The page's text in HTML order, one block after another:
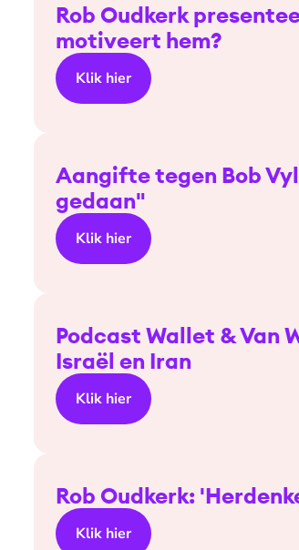
Rob Oudkerk
motiveert hem?
Klik hier
Aangifte tegen Bob
gedaan"
Klik hier
Podcast Wallet & Van
Israël en Iran
Klik hier
Rob Oudkerk:
Klik hier